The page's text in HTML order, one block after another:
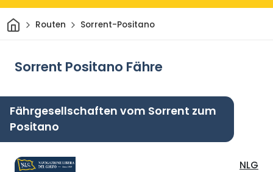
HeimRouten Sorrent-Positano
Sorrent Positano Fähre
Fährgesellschaften vom Sorrent zum
Positano
NLG